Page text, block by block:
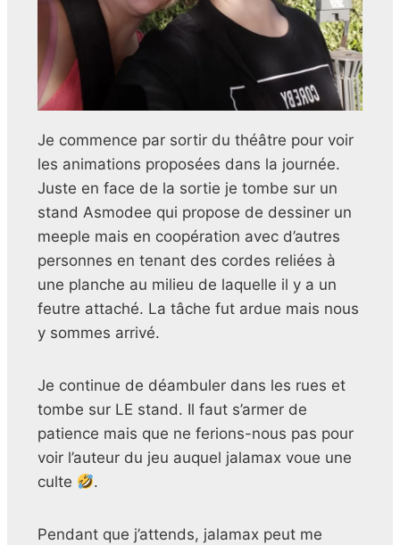
Je commence par sortir du théâtre pour voir
les animations proposées dans la journée.
Juste en face de la sortie je tombe sur un
stand Asmodee qui propose de dessiner un
meeple mais en coopération avec d’autres
personnes en tenant des cordes reliées à
une planche au milieu de laquelle il y a un
feutre attaché. La tâche fut ardue mais nous
y sommes arrivé.
Je continue de déambuler dans les rues et
tombe sur LE stand. Il faut s’armer de
patience mais que ne ferions-nous pas pour
voir l’auteur du jeu auquel jalamax voue une
culte
.
Pendant que j’attends, jalamax peut me